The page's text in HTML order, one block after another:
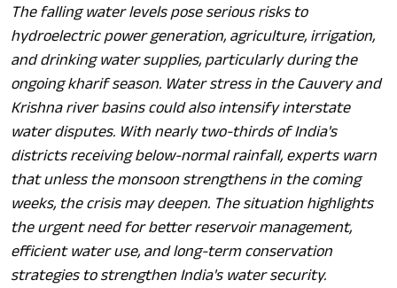
The falling water levels pose serious risks to
hydroelectric power generation, agriculture, irrigation,
and drinking water supplies, particularly during the
ongoing kharif season. Water stress in the Cauvery and
Krishna river basins could also intensify interstate
water disputes. With nearly two-thirds of India's
districts receiving below-normal rainfall, experts warn
that unless the monsoon strengthens in the coming
weeks, the crisis may deepen. The situation highlights
the urgent need for better reservoir management,
efficient water use, and long-term conservation
strategies to strengthen India's water security.